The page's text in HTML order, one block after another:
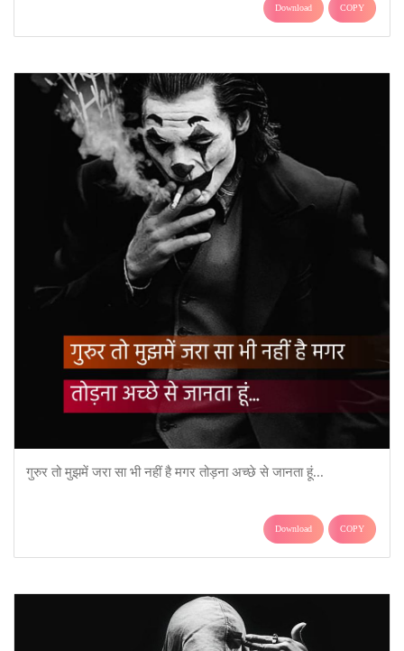
Download COPY
गुरुर तो मुझमें जरा सा भी नहीं है मगर तोड़ना अच्छे से जानता हूं...
Download COPY